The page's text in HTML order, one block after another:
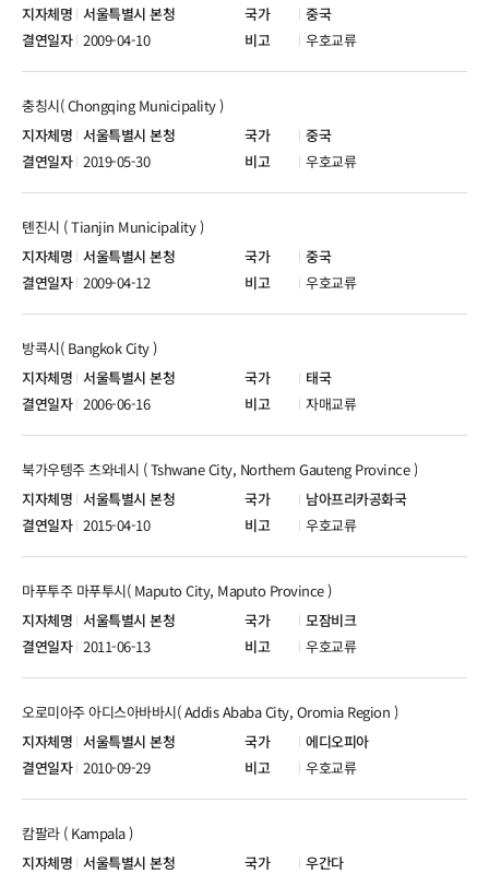
서울특별시 본청 중국
2009-04-10 우호교류
서울특별시 본청 중국
충칭시( Chongqing Municipality )
2019-05-30 우호교류
서울특별시 본청 중국
톈진시 ( Tianjin Municipality )
2009-04-12 우호교류
서울특별시 본청 태국
방콕시( Bangkok City )
2006-06-16 자매교류
서울특별시 본청 남아프리카공화국
북가우텡주 츠와네시 ( Tshwane City, Northern Gauteng Province )
2015-04-10 우호교류
서울특별시 본청 모잠비크
마푸투주 마푸투시( Maputo City, Maputo Province )
2011-06-13 우호교류
서울특별시 본청 에디오피아
오로미아주 아디스아바바시( Addis Ababa City, Oromia Region )
2010-09-29 우호교류
서울특별시 본청 우간다
캄팔라 ( Kampala )